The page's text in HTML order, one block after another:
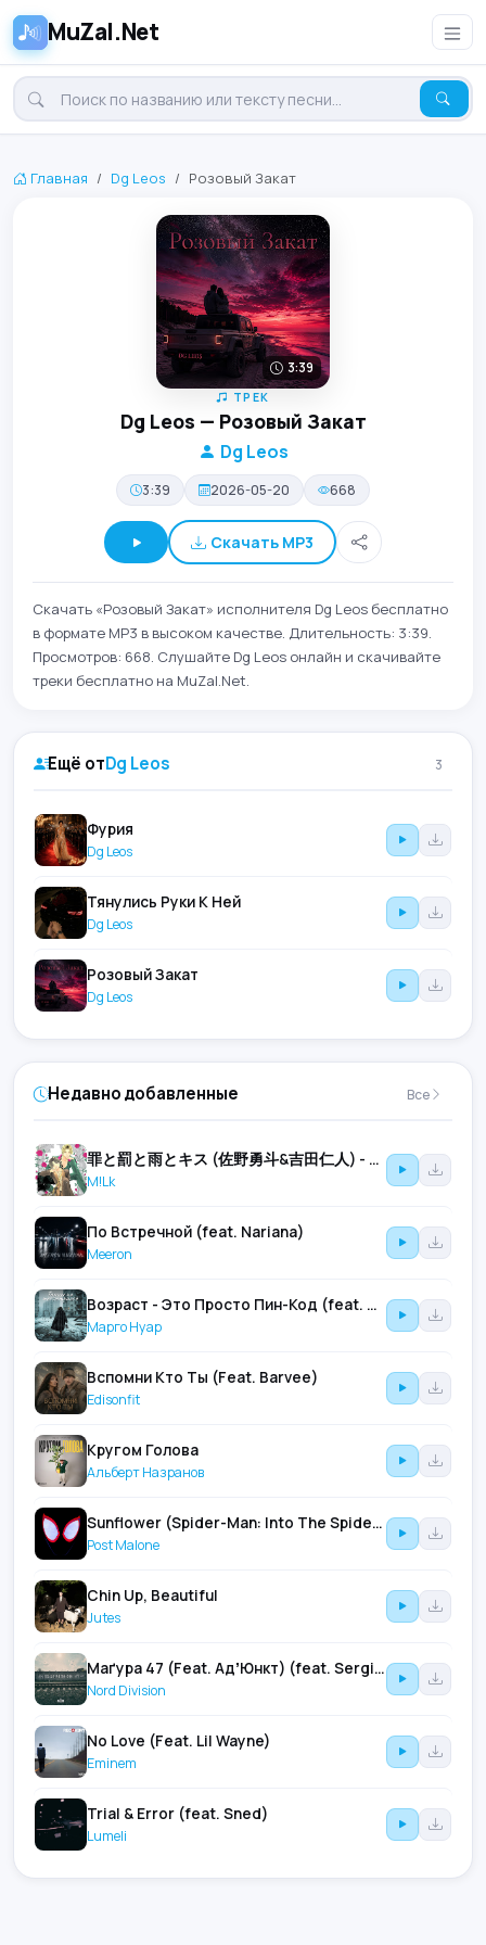
MuZal.Net
Главная Dg Leos Розовый Закат
3:39
ТРЕК
Dg Leos — Розовый Закат
Dg Leos
3:39 2026-05-20 668
Скачать MP3
Скачать «Розовый Закат» исполнителя Dg Leos бесплатно
в формате MP3 в высоком качестве. Длительность: 3:39.
Просмотров: 668. Слушайте Dg Leos онлайн и скачивайте
треки бесплатно на MuZal.Net.
Ещё отDg Leos 3
Фурия
Dg Leos
Тянулись Руки К Ней
Dg Leos
Розовый Закат
Dg Leos
Недавно добавленные Все
罪と罰と雨とキス (佐野勇斗&吉田仁人) - Tsumi To Batsu To Ame To Kiss (Hayato Sano & Jinto Yoshida)
M!Lk
По Встречной (feat. Nariana)
Meeron
Возраст - Это Просто Пин-Код (feat. Александра Чистякова & Лилия Вайн)
Марго Нуар
Вспомни Кто Ты (Feat. Barvee)
Edisonfit
Кругом Голова
Альберт Назранов
Sunflower (Spider-Man: Into The Spider-Verse) (feat. Swae Lee)
Post Malone
Chin Up, Beautiful
Jutes
Маґура 47 (Feat. АдʼЮнкт) (feat. Sergio Tacchini & Культурні Сили)
Nord Division
No Love (Feat. Lil Wayne)
Eminem
Trial & Error (feat. Sned)
Lumeli